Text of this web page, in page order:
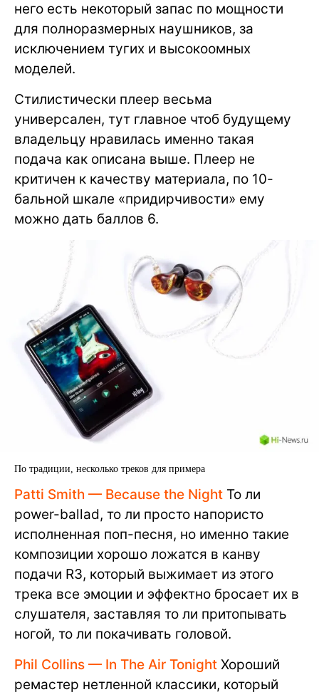
него есть некоторый запас по мощности
для полноразмерных наушников, за
исключением тугих и высокоомных
моделей.
Стилистически плеер весьма
универсален, тут главное чтоб будущему
владельцу нравилась именно такая
подача как описана выше. Плеер не
критичен к качеству материала, по 10-
бальной шкале «придирчивости» ему
можно дать баллов 6.
По традиции, несколько треков для примера
Patti Smith — Because the Night То ли
power-ballad, то ли просто напористо
исполненная поп-песня, но именно такие
композиции хорошо ложатся в канву
подачи R3, который выжимает из этого
трека все эмоции и эффектно бросает их в
слушателя, заставляя то ли притопывать
ногой, то ли покачивать головой.
Phil Collins — In The Air Tonight Хороший
ремастер нетленной классики, который